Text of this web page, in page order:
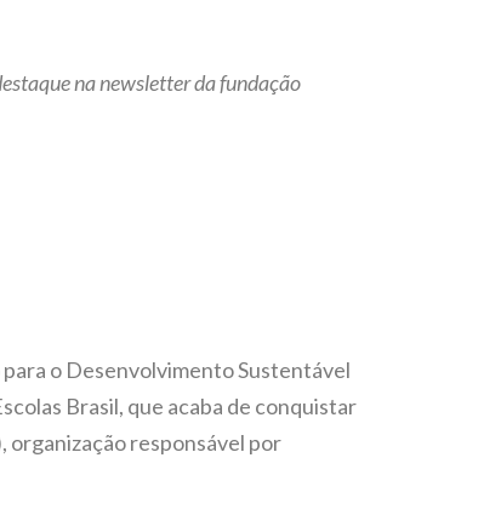
na newsletter da fundação
o Desenvolvimento Sustentável
Brasil, que acaba de conquistar
responsável por